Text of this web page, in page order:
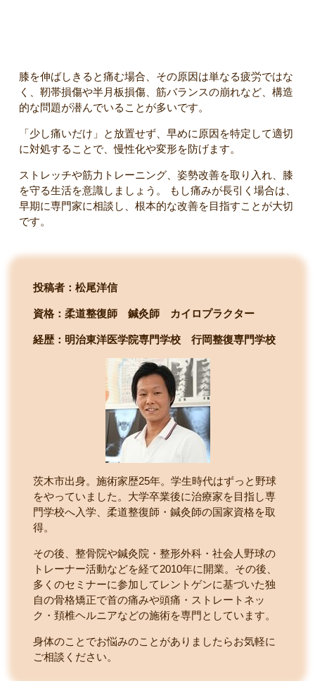
膝を伸ばしきると痛む場合、その原因は単なる疲労ではな
く、靭帯損傷や半月板損傷、筋バランスの崩れなど、構造
的な問題が潜んでいることが多いです。
「少し痛いだけ」と放置せず、早めに原因を特定して適切
に対処することで、慢性化や変形を防げます。
ストレッチや筋力トレーニング、姿勢改善を取り入れ、膝
を守る生活を意識しましょう。 もし痛みが長引く場合は、
早期に専門家に相談し、根本的な改善を目指すことが大切
です。
投稿者：松尾洋信
資格：柔道整復師 鍼灸師 カイロプラクター
経歴：明治東洋医学院専門学校 行岡整復専門学校
茨木市出身。施術家歴25年。学生時代はずっと野球
をやっていました。大学卒業後に治療家を目指し専
門学校へ入学、柔道整復師・鍼灸師の国家資格を取
得。
その後、整骨院や鍼灸院・整形外科・社会人野球の
トレーナー活動などを経て2010年に開業。その後、
多くのセミナーに参加してレントゲンに基づいた独
自の骨格矯正で首の痛みや頭痛・ストレートネッ
ク・頚椎ヘルニアなどの施術を専門としています。
身体のことでお悩みのことがありましたらお気軽に
ご相談ください。